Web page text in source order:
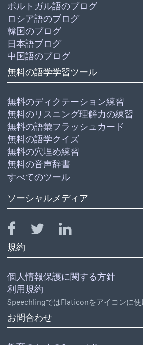
ポルトガル語のブログ
ロシア語のブログ
韓国のブログ
日本語ブログ
中国語のブログ
無料の語学学習ツール
無料のディクテーション練習
無料のリスニング理解力の練習
無料の語彙フラッシュカード
無料の語学クイズ
無料の穴埋め練習
無料の音声辞書
すべてのツール
ソーシャルメディア
規約
個人情報保護に関する方針
利用規約
SpeechlingではFlaticonをアイコンに使
お問合わせ